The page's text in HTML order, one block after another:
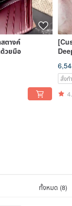
ตางค์
วยมือ
สั่งท
ทั้งหมด (8)